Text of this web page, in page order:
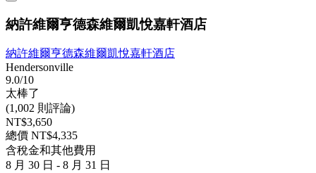
納許維爾亨德森維爾凱悅嘉軒酒店
納許維爾亨德森維爾凱悅嘉軒酒店
Hendersonville
9.0/10
太棒了
(1,002 則評論)
NT$3,650
總價 NT$4,335
含稅金和其他費用
8 月 30 日 - 8 月 31 日